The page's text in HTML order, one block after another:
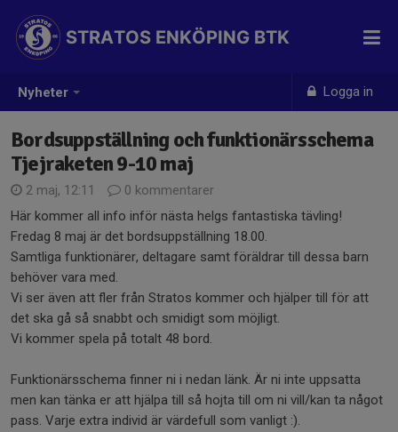
Nyheter Logga in
STRATOS ENKÖPING BTK
Bordsuppställning och funktionärsschema
Tjejraketen 9-10 maj
2 maj, 12:11
0 kommentarer
Här kommer all info inför nästa helgs fantastiska tävling!
Fredag 8 maj är det bordsuppställning 18.00.
Samtliga funktionärer, deltagare samt föräldrar till dessa barn
behöver vara med.
Vi ser även att fler från Stratos kommer och hjälper till för att
det ska gå så snabbt och smidigt som möjligt.
Vi kommer spela på totalt 48 bord.
Funktionärsschema finner ni i nedan länk. Är ni inte uppsatta
men kan tänka er att hjälpa till så hojta till om ni vill/kan ta något
pass. Varje extra individ är värdefull som vanligt :).